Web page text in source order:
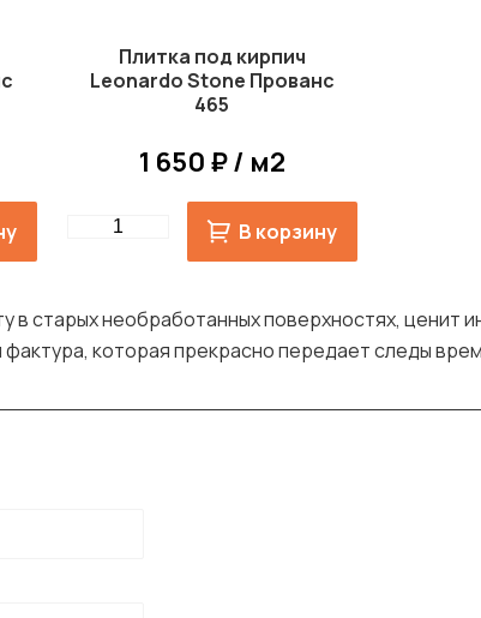
Плитка под кирпич
Leonardo Stone Прованс
465
1 650 ₽ / м2
Quantity В корзину
в старых необработанных поверхностях, ценит
которая прекрасно передает следы